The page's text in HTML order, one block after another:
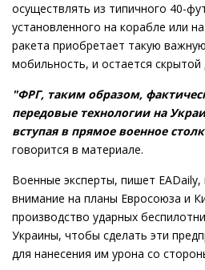
осуществлять из типичного 40-
установленного на корабле или
ракета приобретает такую
мобильность, и остается скрытой
"ФРГ, таким образом,
передовые технологии на
вступая в прямое военное
говорится в материале.
Военные эксперты, пишет
внимание на планы Евросоюза и
производство ударных
Украины, чтобы сделать эти
для нанесения им урона со